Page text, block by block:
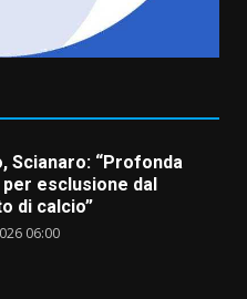
Musica di
nuovo
con “Fasano in
Scianaro: “Profonda
esclusione dal
di calcio”
06:00